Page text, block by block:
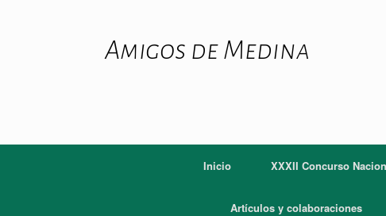
Amigos de Medina
Inicio XXXII Concurso
Artículos y colaboraciones